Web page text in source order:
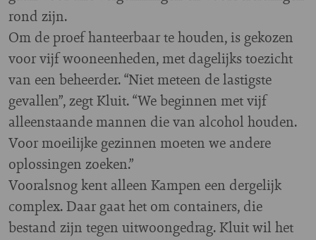
rond zijn.
Om de proef hanteerbaar te houden, is gekozen
voor vijf wooneenheden, met dagelijks toezicht
van een beheerder. “Niet meteen de lastigste
gevallen”, zegt Kluit. “We beginnen met vijf
alleenstaande mannen die van alcohol houden.
Voor moeilijke gezinnen moeten we andere
oplossingen zoeken.”
Vooralsnog kent alleen Kampen een dergelijk
complex. Daar gaat het om containers, die
bestand zijn tegen uitwoongedrag. Kluit wil het